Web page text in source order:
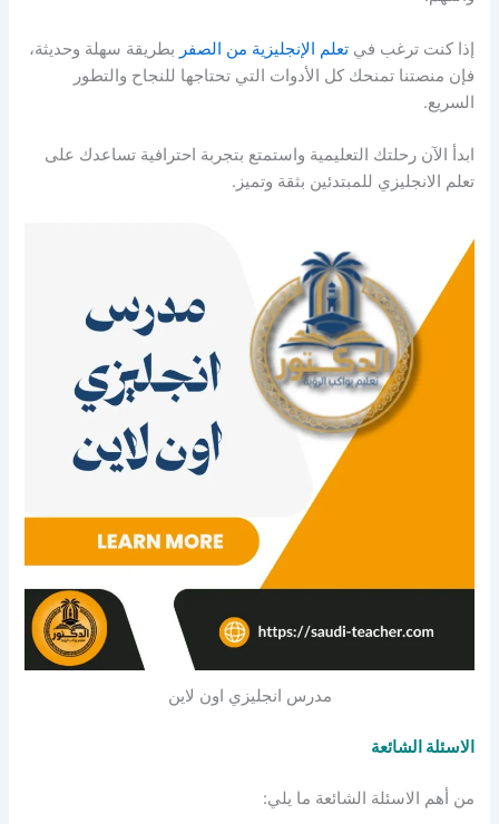
إذا كنت ترغب فيتعلم الإنجليزية من الصفر بطريقة سهلة وحديثة،
فإن منصتنا تمنحك كل الأدوات التي تحتاجها للنجاح والتطور
السريع.
ابدأ الآن رحلتك التعليمية واستمتع بتجربة احترافية تساعدك على
تعلم الانجليزي للمبتدئين بثقة وتميز.
مدرس انجليزي اون لاين
الاسئلة الشائعة
من أهم الاسئلة الشائعة ما يلي: